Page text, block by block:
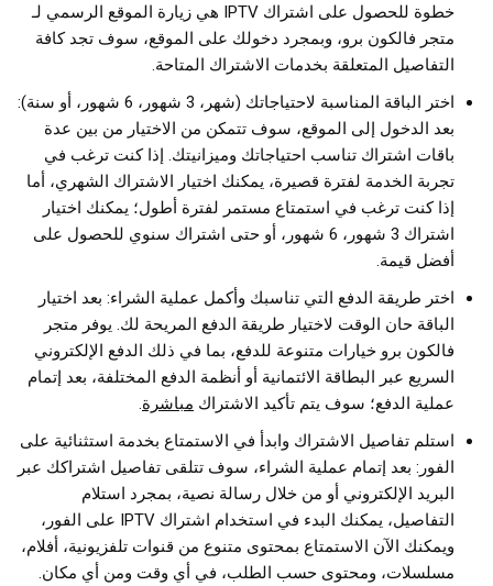
خطوة للحصول على اشتراك IPTV هي زيارة الموقع الرسمي لـ
متجر فالكون برو، وبمجرد دخولك على الموقع، سوف تجد كافة
التفاصيل المتعلقة بخدمات الاشتراك المتاحة.
اختر الباقة المناسبة لاحتياجاتك (شهر، 3 شهور، 6 شهور، أو سنة):
بعد الدخول إلى الموقع، سوف تتمكن من الاختيار من بين عدة
باقات اشتراك تناسب احتياجاتك وميزانيتك. إذا كنت ترغب في
تجربة الخدمة لفترة قصيرة، يمكنك اختيار الاشتراك الشهري، أما
إذا كنت ترغب في استمتاع مستمر لفترة أطول؛ يمكنك اختيار
اشتراك 3 شهور، 6 شهور، أو حتى اشتراك سنوي للحصول على
أفضل قيمة.
اختر طريقة الدفع التي تناسبك وأكمل عملية الشراء: بعد اختيار
الباقة حان الوقت لاختيار طريقة الدفع المريحة لك. يوفر متجر
فالكون برو خيارات متنوعة للدفع، بما في ذلك الدفع الإلكتروني
السريع عبر البطاقة الائتمانية أو أنظمة الدفع المختلفة، بعد إتمام
عملية الدفع؛ سوف يتم تأكيد الاشتراك مباشرة.
استلم تفاصيل الاشتراك وابدأ في الاستمتاع بخدمة استثنائية على
الفور: بعد إتمام عملية الشراء، سوف تتلقى تفاصيل اشتراكك عبر
البريد الإلكتروني أو من خلال رسالة نصية، بمجرد استلام
التفاصيل، يمكنك البدء في استخدام اشتراك IPTV على الفور،
ويمكنك الآن الاستمتاع بمحتوى متنوع من قنوات تلفزيونية، أفلام،
مسلسلات، ومحتوى حسب الطلب، في أي وقت ومن أي مكان.